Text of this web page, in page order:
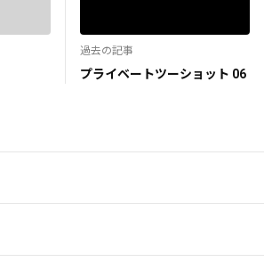
過去の記事
プライベートツーショット 06